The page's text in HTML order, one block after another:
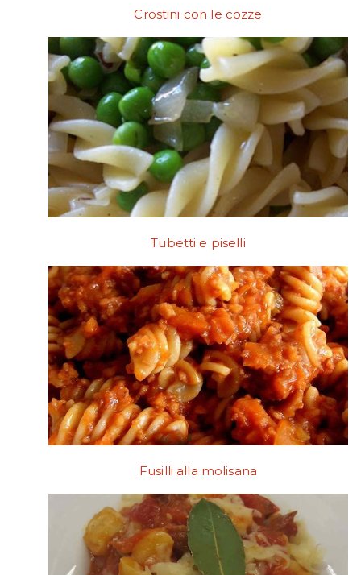
Crostini con le cozze
Tubetti e piselli
Fusilli alla molisana